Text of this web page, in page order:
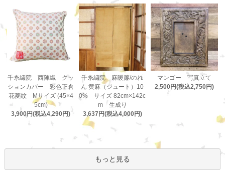
千糸繍院 西陣織 クッ
ションカバー 彩色正倉
花菱紋 Mサイズ (45×4
5cm)
3,900円(税込4,290円)
千糸繍院 麻暖簾/のれ
ん 黄麻（ジュート）10
0% サイズ 82cm×142c
m 生成り
3,637円(税込4,000円)
マンゴー 写真立て
2,500円(税込2,750円)
もっと見る